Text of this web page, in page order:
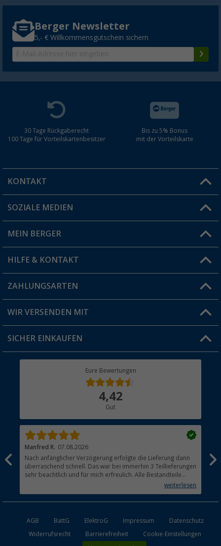
Berger Newsletter
5,- € Willkommensgutschein sichern
30 Tage Rückgaberecht
100 Tage für Vorteilskartenbesitzer
Bis zu 5% Bonus
mit der Vorteilskarte
KONTAKT
Du hast eine Frage?
Filiale finden
SOZIALE MEDIEN
MEIN BERGER
Vorteilskarte
Blog
Jobs & Karriere
HILFE & KONTAKT
FAQ & Kontakt
Versandinformationen
Rücksendung
ZAHLUNGSARTEN
WIR VERSENDEN MIT
SICHER EINKAUFEN
Eure Bewertungen
4,42
Gut
Manfred R. 07.08.2026
Nach anfänglicher Verzögerung erfolgte die Lieferung dann
überraschend schnell. Das war bei immerhin 3 Teillieferungen
sehr beachtlich und für mich erfreulich. Alle Bestandteile
waren gut verpackt und in Ordnung. Das Gerät (Gasgrill)weiterlesen
AGB BattG ElektroG Impressum
Datenschutz
Widerrufsrecht
Barrierefreiheit Cookie-Einstellungen